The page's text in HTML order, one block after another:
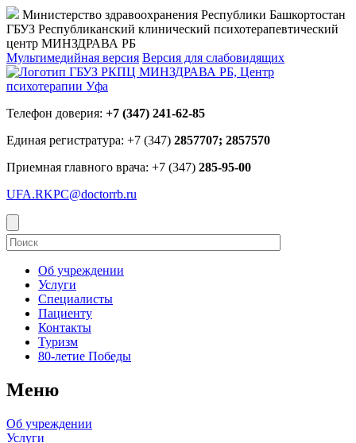
Министерство здравоохранения Республики Башкортостан
ГБУЗ Республиканский клинический психотерапевтический
центр МИНЗДРАВА РБ
Мультимедийная версия Версия для слабовидящих
Телефон доверия: +7 (347) 241-62-85
Единая регистратура: +7 (347) 2857707; 2857570
Приемная главного врача: +7 (347) 285-95-00
UFA.RKPC@doctorrb.ru
Об учреждении
Услуги
Специалисты
Пациенту
Контакты
Туризм
80-летие Победы
Меню
Об учреждении
Услуги